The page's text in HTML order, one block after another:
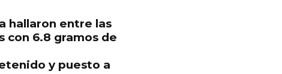
hallaron entre las
con 6.8 gramos de
y puesto a